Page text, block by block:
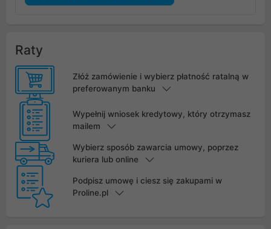
Raty
Złóż zamówienie i wybierz płatność ratalną w
preferowanym banku
Wypełnij wniosek kredytowy, który otrzymasz
mailem
Wybierz sposób zawarcia umowy, poprzez
kuriera lub online
Podpisz umowę i ciesz się zakupami w
Proline.pl